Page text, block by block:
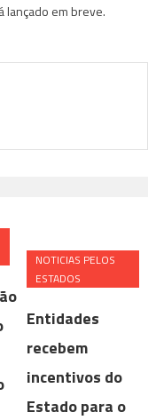
lançado em breve.
NOTICIAS PELOS
ESTADOS
Entidades
recebem
incentivos do
Estado para o